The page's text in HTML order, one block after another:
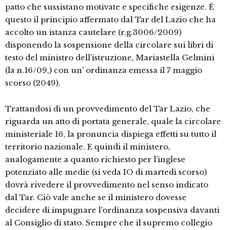
patto che sussistano motivate e specifiche esigenze. È
questo il principio affermato dal Tar del Lazio che ha
accolto un istanza cautelare (r.g.3006/2009)
disponendo la sospensione della circolare sui libri di
testo del ministro dell’istruzione, Mariastella Gelmini
(la n.16/09,) con un’ ordinanza emessa il 7 maggio
scorso (2049).
Trattandosi di un provvedimento del Tar Lazio, che
riguarda un atto di portata generale, quale la circolare
ministeriale 16, la pronuncia dispiega effetti su tutto il
territorio nazionale. E quindi il ministero,
analogamente a quanto richiesto per l’inglese
potenziato alle medie (si veda IO di martedì scorso)
dovrà rivedere il provvedimento nel senso indicato
dal Tar. Ciò vale anche se il ministero dovesse
decidere di impugnare l’ordinanza sospensiva davanti
al Consiglio di stato. Sempre che il supremo collegio